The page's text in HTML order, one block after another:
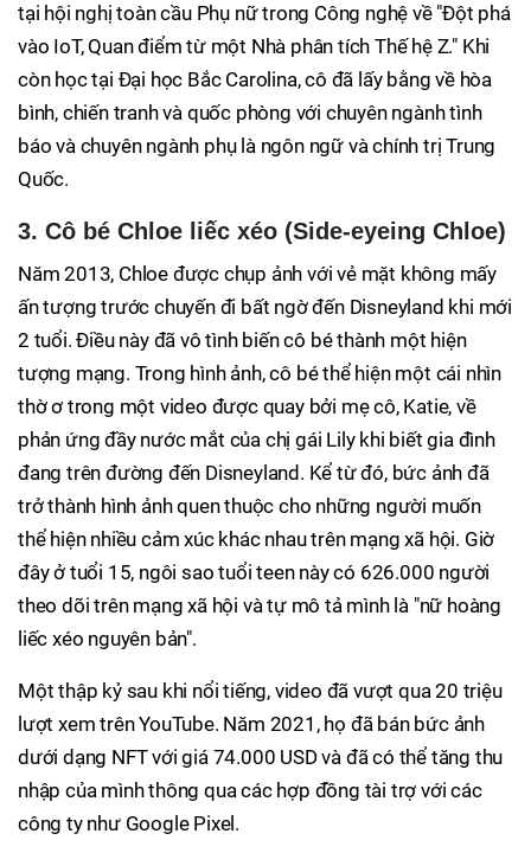
tại hội nghị toàn cầu Phụ nữ trong Công nghệ về "Đột phá
vào IoT, Quan điểm từ một Nhà phân tích Thế hệ Z." Khi
còn học tại Đại học Bắc Carolina, cô đã lấy bằng về hòa
bình, chiến tranh và quốc phòng với chuyên ngành tình
báo và chuyên ngành phụ là ngôn ngữ và chính trị Trung
Quốc.
3. Cô bé Chloe liếc xéo (Side-eyeing Chloe)
Năm 2013, Chloe được chụp ảnh với vẻ mặt không mấy
ấn tượng trước chuyến đi bất ngờ đến Disneyland khi mới
2 tuổi. Điều này đã vô tình biến cô bé thành một hiện
tượng mạng. Trong hình ảnh, cô bé thể hiện một cái nhìn
thờ ơ trong một video được quay bởi mẹ cô, Katie, về
phản ứng đầy nước mắt của chị gái Lily khi biết gia đình
đang trên đường đến Disneyland. Kể từ đó, bức ảnh đã
trở thành hình ảnh quen thuộc cho những người muốn
thể hiện nhiều cảm xúc khác nhau trên mạng xã hội. Giờ
đây ở tuổi 15, ngôi sao tuổi teen này có 626.000 người
theo dõi trên mạng xã hội và tự mô tả mình là "nữ hoàng
liếc xéo nguyên bản".
Một thập kỷ sau khi nổi tiếng, video đã vượt qua 20 triệu
lượt xem trên YouTube. Năm 2021, họ đã bán bức ảnh
dưới dạng NFT với giá 74.000 USD và đã có thể tăng thu
nhập của mình thông qua các hợp đồng tài trợ với các
công ty như Google Pixel.